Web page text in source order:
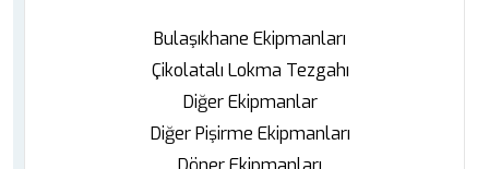
Bulaşıkhane Ekipmanları
Çikolatalı Lokma Tezgahı
Diğer Ekipmanlar
Diğer Pişirme Ekipmanları